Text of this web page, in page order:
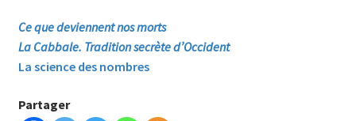
Ce que deviennent nos morts
La Cabbale. Tradition secrète d’Occident
La science des nombres
Partager